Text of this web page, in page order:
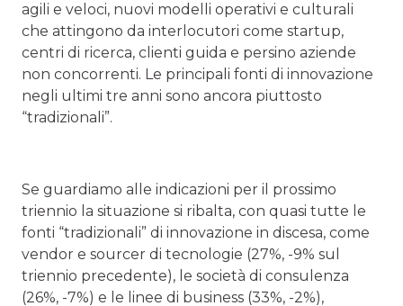
agili e veloci, nuovi modelli operativi e culturali
che attingono da interlocutori come startup,
centri di ricerca, clienti guida e persino aziende
non concorrenti. Le principali fonti di innovazione
negli ultimi tre anni sono ancora piuttosto
“tradizionali”.
Se guardiamo alle indicazioni per il prossimo
triennio la situazione si ribalta, con quasi tutte le
fonti “tradizionali” di innovazione in discesa, come
vendor e sourcer di tecnologie (27%, -9% sul
triennio precedente), le società di consulenza
(26%, -7%) e le linee di business (33%, -2%),